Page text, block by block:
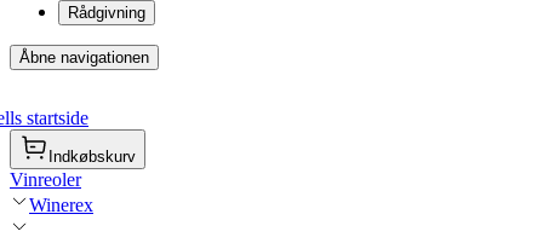
Rådgivning
Åbne navigationen
startside
Indkøbskurv
Vinreoler
Winerex